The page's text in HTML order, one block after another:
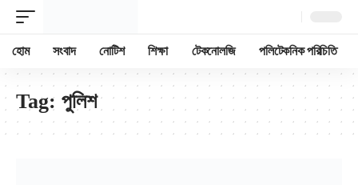
হোম সংবাদ নোটিশ শিক্ষা টেকনোলজি পলিটেকনিক পরিচিতি
Tag: পুলিশ